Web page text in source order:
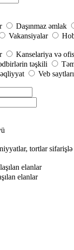
Daşınmaz əmlak
Vakansiyalar
Kanselariya və
təşkili
Veb
tortlar sifarişlə
elanlar
elanlar